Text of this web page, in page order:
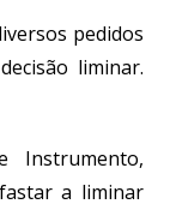
pedidos
liminar.
Instrumento,
a liminar